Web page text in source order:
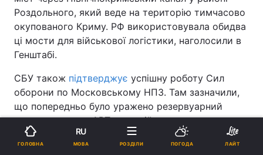
Роздольного, який веде на територію тимчасово
окупованого Криму. РФ використовувала обидва
ці мости для військової логістики, наголосили в
Генштабі.
СБУ також підтверджує успішну роботу Сил
оборони по Московському НПЗ. Там зазначили,
що попередньо було уражено резервуарний
парк, установку АВТ, яка здійснює первинну
переробку сирої нафти, а також установку
гідроочищення дизельного пального.
ГОЛОВНА
RU
МОВА РОЗДІЛИ ПОГОДА ЛАЙТ